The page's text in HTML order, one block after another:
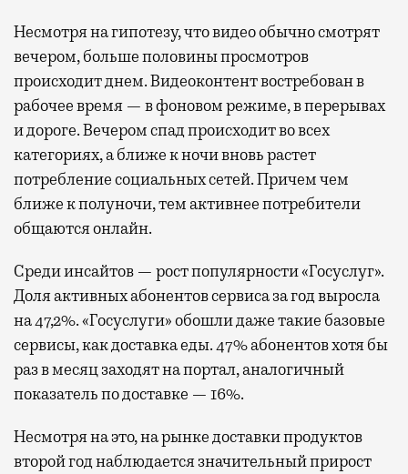
Несмотря на гипотезу, что видео обычно смотрят
вечером, больше половины просмотров
происходит днем. Видеоконтент востребован в
рабочее время — в фоновом режиме, в перерывах
и дороге. Вечером спад происходит во всех
категориях, а ближе к ночи вновь растет
потребление социальных сетей. Причем чем
ближе к полуночи, тем активнее потребители
общаются онлайн.
Среди инсайтов — рост популярности «Госуслуг».
Доля активных абонентов сервиса за год выросла
на 47,2%. «Госуслуги» обошли даже такие базовые
сервисы, как доставка еды. 47% абонентов хотя бы
раз в месяц заходят на портал, аналогичный
показатель по доставке — 16%.
Несмотря на это, на рынке доставки продуктов
второй год наблюдается значительный прирост